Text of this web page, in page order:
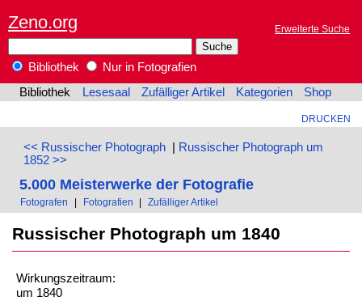
Zeno.org Erweiterte Suche
Bibliothek
Nur in Fotografien
Bibliothek
Lesesaal Zufälliger Artikel Kategorien Shop
DRUCKEN
<< Russischer Photograph | Russischer Photograph um
1852 >>
5.000 Meisterwerke der Fotografie
Fotografen | Fotografien | Zufälliger Artikel
Russischer Photograph um 1840
Wirkungszeitraum:
um 1840